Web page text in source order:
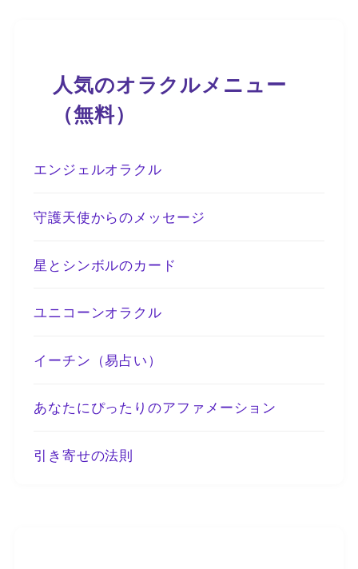
人気のオラクルメニュー
（無料）
エンジェルオラクル
守護天使からのメッセージ
星とシンボルのカード
ユニコーンオラクル
イーチン（易占い）
あなたにぴったりのアファメーション
引き寄せの法則